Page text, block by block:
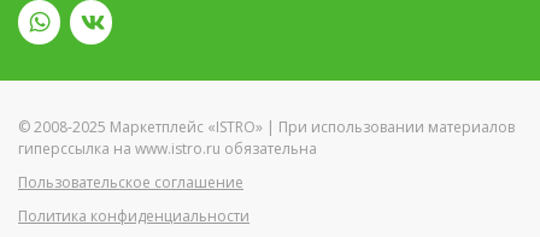
© 2008-2025 Маркетплейс «ISTRO» | При использовании материалов
гиперссылка на www.istro.ru обязательна
Пользовательское соглашение
Политика конфиденциальности